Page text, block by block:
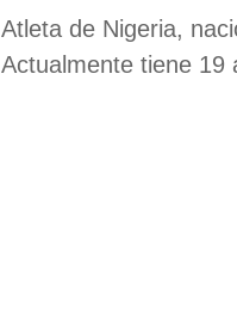
Atleta de Nigeria,
Actualmente tiene 19